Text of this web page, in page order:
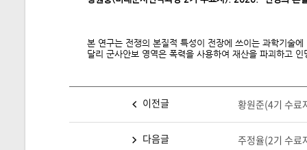
본 연구는 전쟁의 본질적 특성이 전장에 쓰이는 과학기술
달리 군사안보 영역은 폭력을 사용하여 재산을 파괴하고
이전글 황원준(4기 수료
다음글 주정율(2기 수